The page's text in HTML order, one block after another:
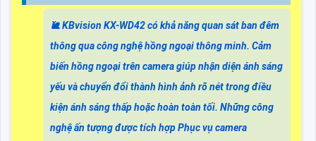
🐌 KBvision KX-WD42 có khả năng quan sát ban đêm
thông qua công nghệ hồng ngoại thông minh. Cảm
biến hồng ngoại trên camera giúp nhận diện ánh sáng
yếu và chuyển đổi thành hình ảnh rõ nét trong điều
kiện ánh sáng thấp hoặc hoàn toàn tối. Những công
nghệ ấn tượng được tích hợp Phục vụ camera